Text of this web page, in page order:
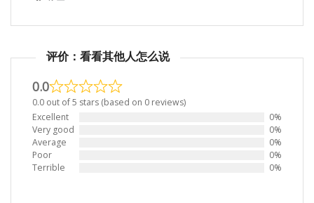
评价：看看其他人怎么说
0.0
0.0 out of 5 stars (based on 0 reviews)
Excellent
0%
Very good
0%
Average
0%
Poor
0%
Terrible
0%